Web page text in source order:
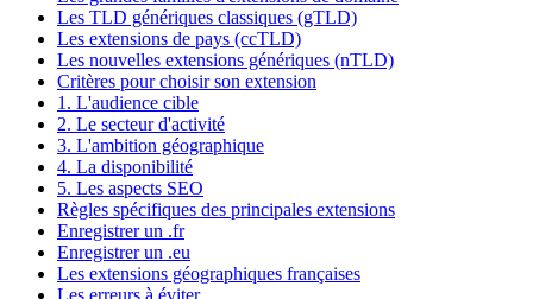
Les TLD génériques classiques (gTLD)
Les extensions de pays (ccTLD)
Les nouvelles extensions génériques (nTLD)
Critères pour choisir son extension
1. L'audience cible
2. Le secteur d'activité
3. L'ambition géographique
4. La disponibilité
5. Les aspects SEO
Règles spécifiques des principales extensions
Enregistrer un .fr
Enregistrer un .eu
Les extensions géographiques françaises
Les erreurs à éviter